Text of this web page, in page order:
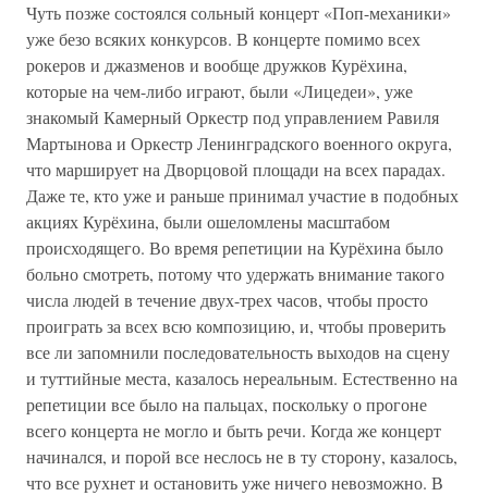
Чуть позже состоялся сольный концерт «Поп-механики»
уже безо всяких конкурсов. В концерте помимо всех
рокеров и джазменов и вообще дружков Курёхина,
которые на чем-либо играют, были «Лицедеи», уже
знакомый Камерный Оркестр под управлением Равиля
Мартынова и Оркестр Ленинградского военного округа,
что марширует на Дворцовой площади на всех парадах.
Даже те, кто уже и раньше принимал участие в подобных
акциях Курёхина, были ошеломлены масштабом
происходящего. Во время репетиции на Курёхина было
больно смотреть, потому что удержать внимание такого
числа людей в течение двух-трех часов, чтобы просто
проиграть за всех всю композицию, и, чтобы проверить
все ли запомнили последовательность выходов на сцену
и туттийные места, казалось нереальным. Естественно на
репетиции все было на пальцах, поскольку о прогоне
всего концерта не могло и быть речи. Когда же концерт
начинался, и порой все неслось не в ту сторону, казалось,
что все рухнет и остановить уже ничего невозможно. В